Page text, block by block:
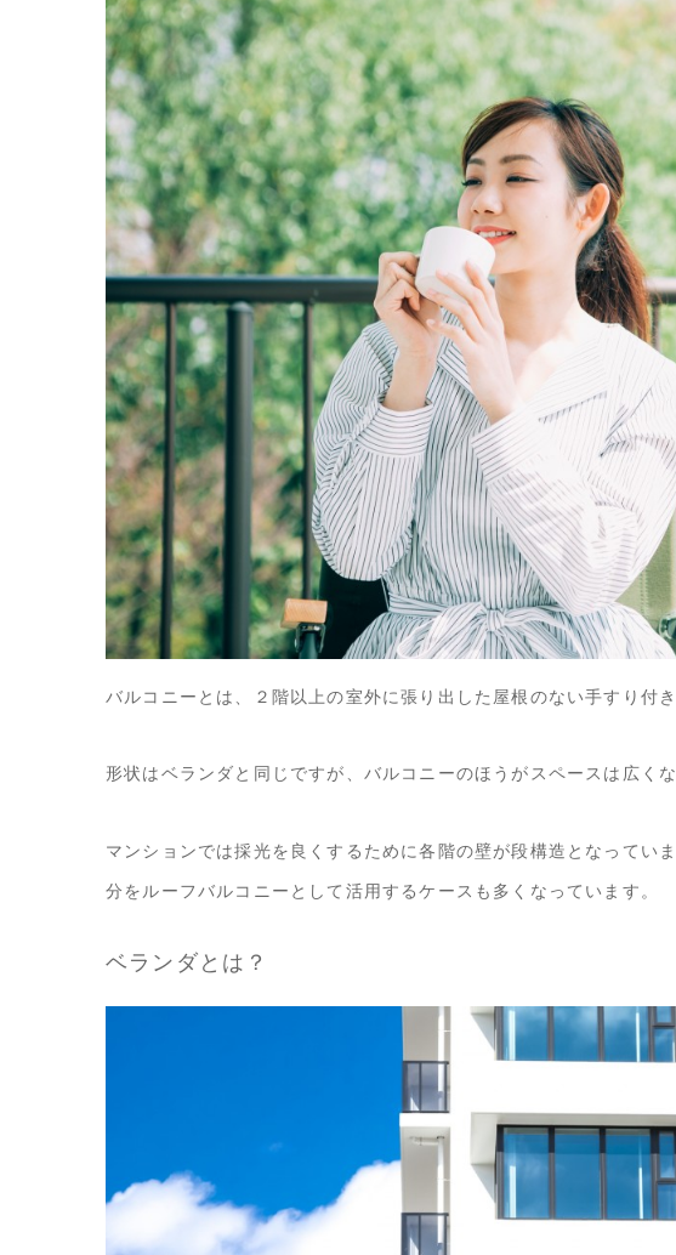
バルコニーとは、２階以上の室外に張り出した屋根のない手すり付
形状はベランダと同じですが、バルコニーのほうがスペースは広く
マンションでは採光を良くするために各階の壁が段構造となってい
分をルーフバルコニーとして活用するケースも多くなっています。
ベランダとは？